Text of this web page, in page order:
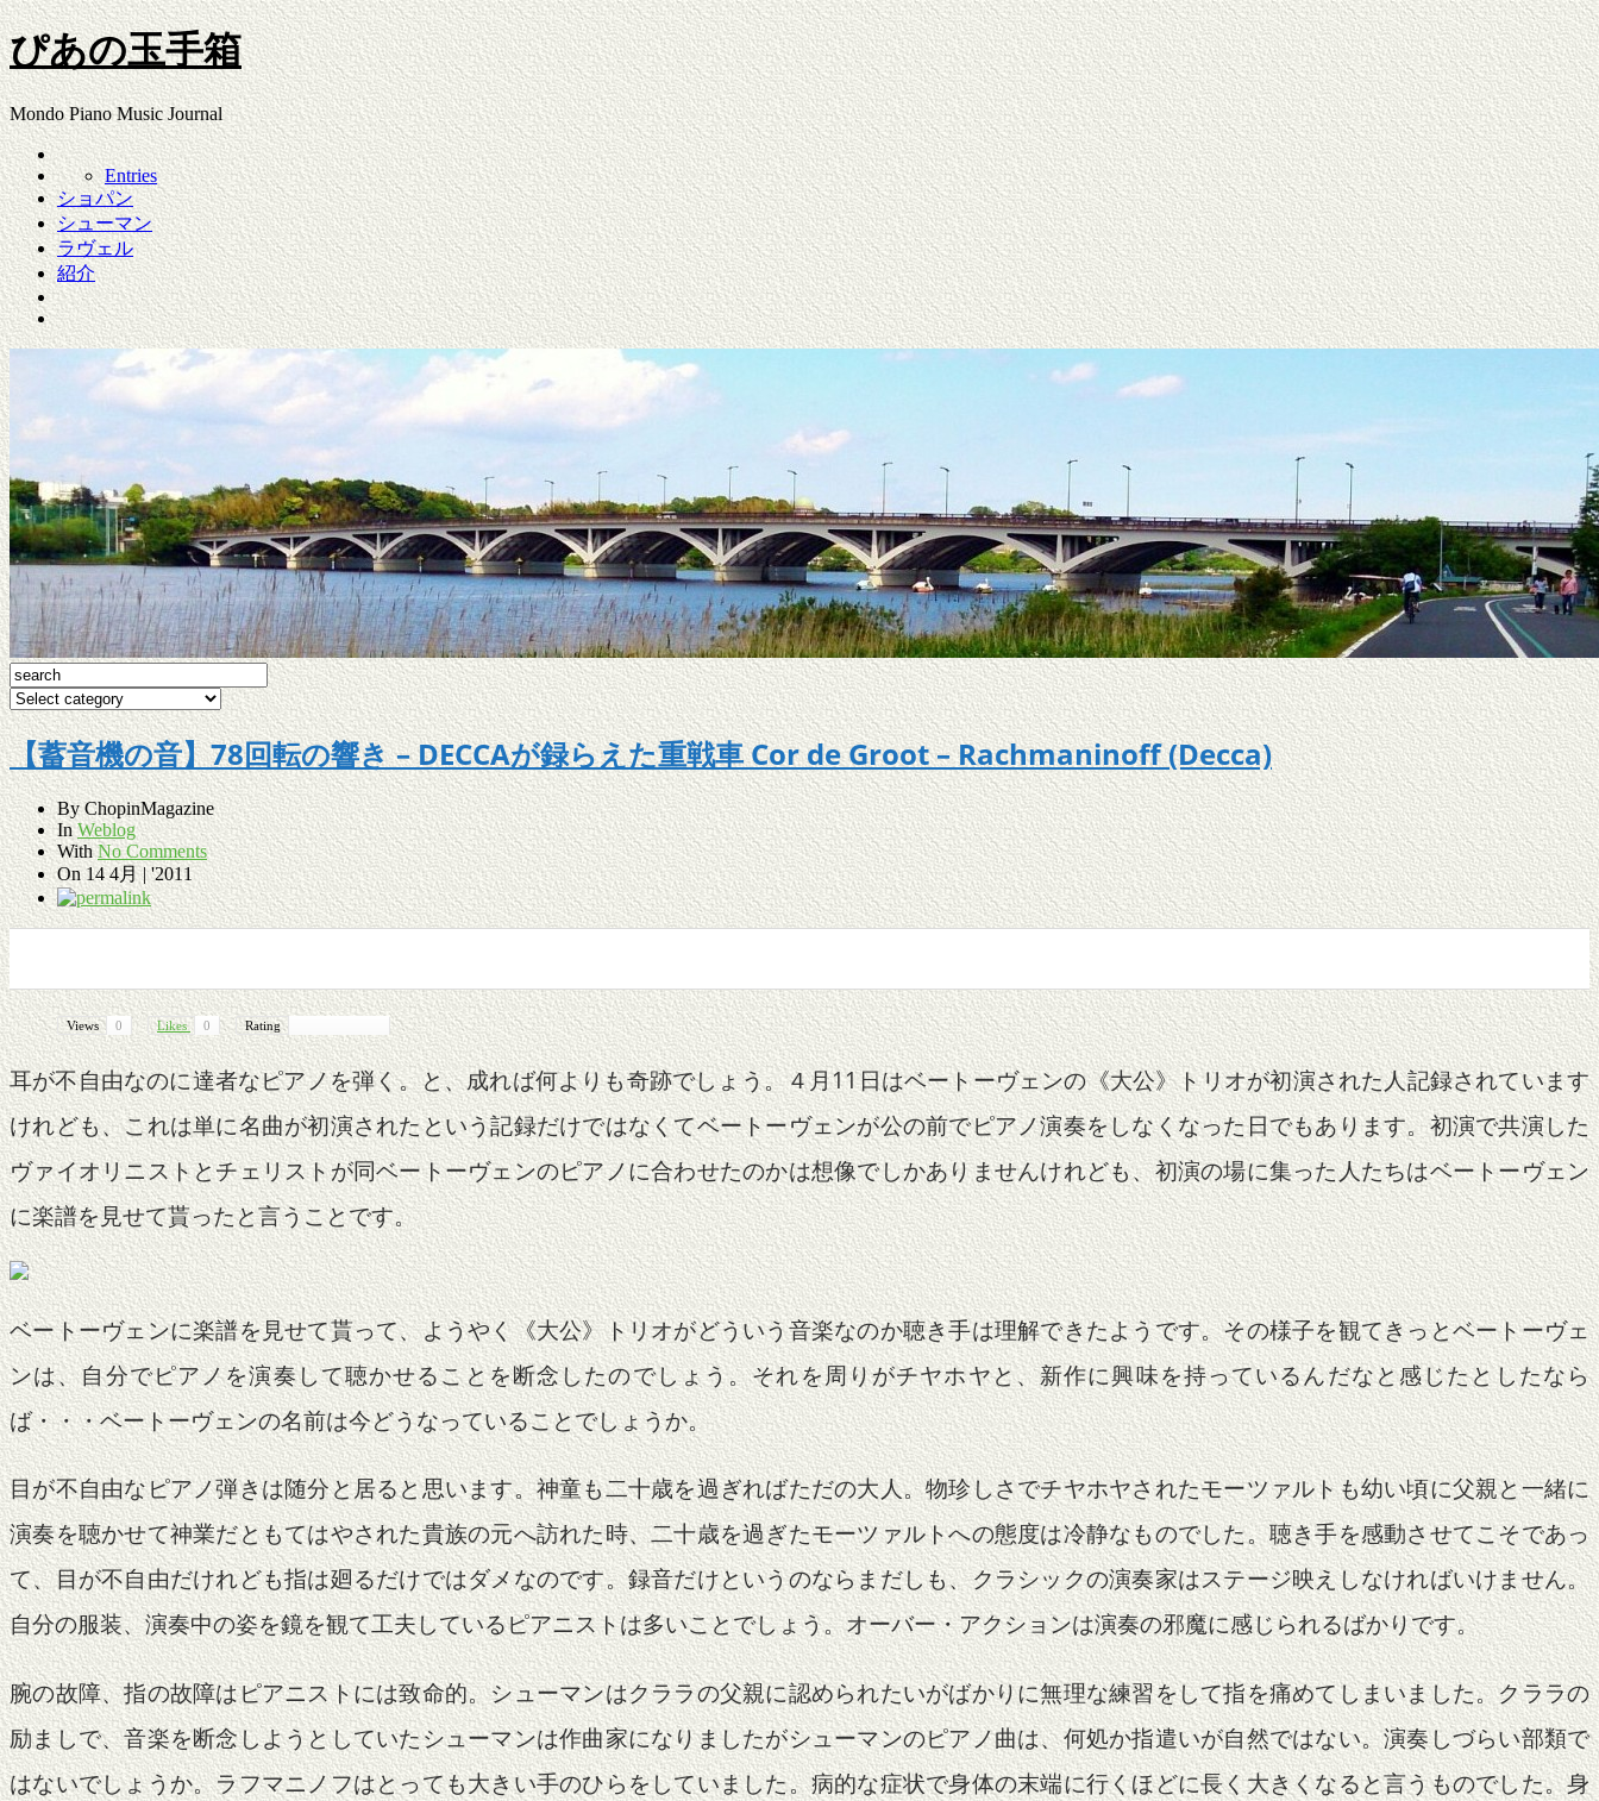
ぴあの玉手箱
Mondo Piano Music Journal
Entries
ショパン
シューマン
ラヴェル
紹介
【蓄音機の音】78回転の響き – DECCAが録らえた重戦車 Cor de Groot – Rachmaninoff (Decca)
ByChopinMagazine
In Weblog
With No Comments
On 14 4月 | '2011
Views 0 Likes 0 Rating
耳が不自由なのに達者なピアノを弾く。と、成れば何よりも奇跡でしょう。４月11日はベートーヴェンの《大公》トリオが初演された人記録されています
けれども、これは単に名曲が初演されたという記録だけではなくてベートーヴェンが公の前でピアノ演奏をしなくなった日でもあります。初演で共演した
ヴァイオリニストとチェリストが同ベートーヴェンのピアノに合わせたのかは想像でしかありませんけれども、初演の場に集った人たちはベートーヴェン
に楽譜を見せて貰ったと言うことです。
ベートーヴェンに楽譜を見せて貰って、ようやく《大公》トリオがどういう音楽なのか聴き手は理解できたようです。その様子を観てきっとベートーヴェ
ンは、自分でピアノを演奏して聴かせることを断念したのでしょう。それを周りがチヤホヤと、新作に興味を持っているんだなと感じたとしたなら
ば・・・ベートーヴェンの名前は今どうなっていることでしょうか。
目が不自由なピアノ弾きは随分と居ると思います。神童も二十歳を過ぎればただの大人。物珍しさでチヤホヤされたモーツァルトも幼い頃に父親と一緒に
演奏を聴かせて神業だともてはやされた貴族の元へ訪れた時、二十歳を過ぎたモーツァルトへの態度は冷静なものでした。聴き手を感動させてこそであっ
て、目が不自由だけれども指は廻るだけではダメなのです。録音だけというのならまだしも、クラシックの演奏家はステージ映えしなければいけません。
自分の服装、演奏中の姿を鏡を観て工夫しているピアニストは多いことでしょう。オーバー・アクションは演奏の邪魔に感じられるばかりです。
腕の故障、指の故障はピアニストには致命的。シューマンはクララの父親に認められたいがばかりに無理な練習をして指を痛めてしまいました。クララの
励ましで、音楽を断念しようとしていたシューマンは作曲家になりましたがシューマンのピアノ曲は、何処か指遣いが自然ではない。演奏しづらい部類で
はないでしょうか。ラフマニノフはとっても大きい手のひらをしていました。病的な症状で身体の末端に行くほどに長く大きくなると言うものでした。身